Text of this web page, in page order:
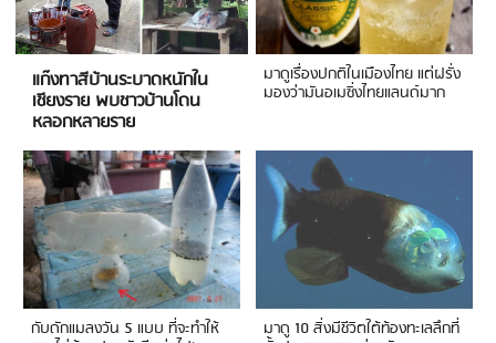
แก๊งทาสีบ้านระบาดหนักใน
เชียงราย พบชาวบ้านโดน
หลอกหลายราย
มาดูเรื่องปกติในเมืองไทย แต่ฝรั่ง
มองว่ามันอเมซิ่งไทยแลนด์มาก
กับดักแมลงวัน 5 แบบ ที่จะทำให้ มาดู 10 สิ่งมีชีวิตใต้ท้องทะเลลึกที่